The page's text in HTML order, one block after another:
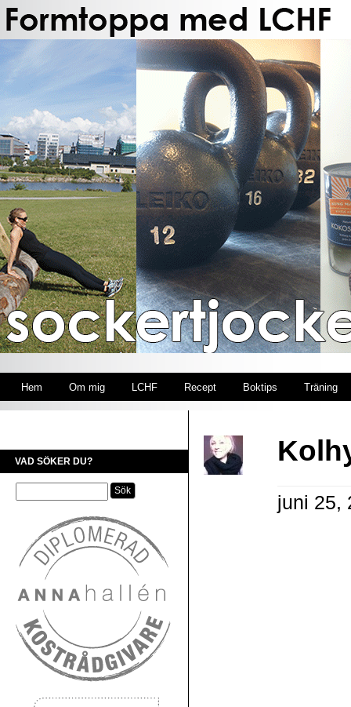
Hem Om mig LCHF Recept Boktips Träning
VAD SÖKER DU?
juni 25,